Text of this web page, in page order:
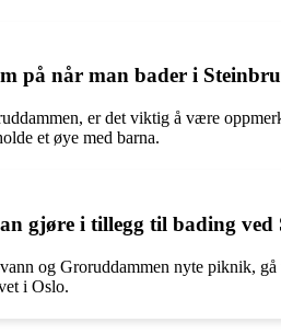
på når man bader i
er det viktig å være
et øye med barna.
gjøre i tillegg til bading
og Groruddammen nyte piknik,
i Oslo.